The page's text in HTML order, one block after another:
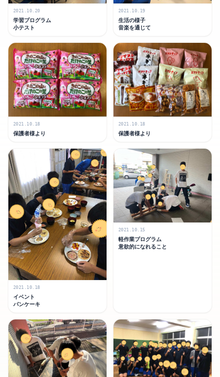
2021.10.20
学習プログラム
小テスト
2021.10.19
生活の様子
音楽を通じて
2021.10.18
保護者様より
2021.10.18
保護者様より
2021.10.18
イベント
パンケーキ
2021.10.15
軽作業プログラム
意欲的になれること